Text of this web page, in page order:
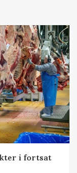
i fortsat